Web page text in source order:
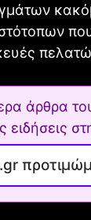
άρθρα
ειδήσεις